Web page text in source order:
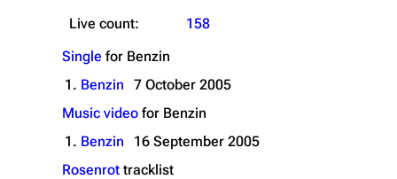
Live count:
158
Single for Benzin
1. Benzin
7 October 2005
Music video for Benzin
1. Benzin
16 September 2005
Rosenrot tracklist